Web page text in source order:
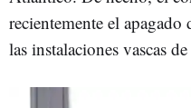
recientemente el
las instalaciones vascas